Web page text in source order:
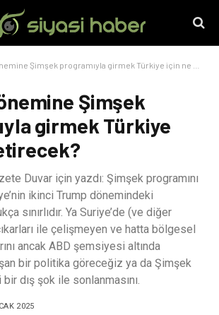
Şimşek programıyla girmek Türkiye için ne getirecek?
Şimşek
girmek Türkiye
Duvar için yazdı: Şimşek programını
ikinci Trump dönemindeki
sınırlıdır. Ya Suriye’de (ve diğer
ile çelişmeyen ve hatta bölgesel
ancak ABD şemsiyesi altında
bir politika göreceğiz ya da Şimşek
bir dış şok ile sonlanmasını.
2025